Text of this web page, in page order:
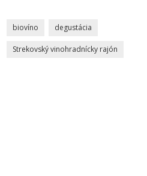
biovíno degustácia
Strekovský vinohradnícky rajón